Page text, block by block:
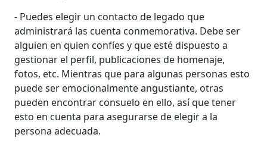
- Puedes elegir un contacto de legado que
administrará las cuenta conmemorativa. Debe ser
alguien en quien confíes y que esté dispuesto a
gestionar el perfil, publicaciones de homenaje,
fotos, etc. Mientras que para algunas personas esto
puede ser emocionalmente angustiante, otras
pueden encontrar consuelo en ello, así que tener
esto en cuenta para asegurarse de elegir a la
persona adecuada.